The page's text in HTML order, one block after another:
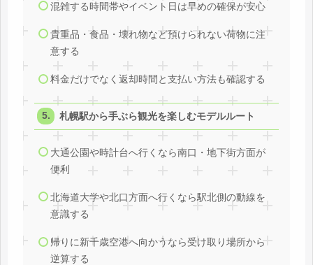
混雑する時間帯やイベント日は早めの確保が安心
貴重品・食品・壊れ物など預けられない荷物に注
意する
料金だけでなく返却時間と支払い方法も確認する
札幌駅から手ぶら観光を楽しむモデルルート
大通公園や時計台へ行くなら南口・地下街方面が
便利
北海道大学や北口方面へ行くなら駅北側の動線を
意識する
帰りに新千歳空港へ向かうなら受け取り場所から
逆算する